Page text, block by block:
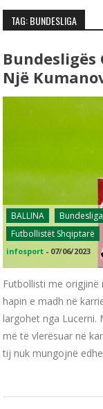
TAG: BUNDESLIGA
Një
BALLINA Bundesliga
Futbollistët Shqiptarë
infosport - 07/06/2023
Futbollisti me origjinë
hapin e madh në
largohet nga Lucerni.
më të vlerësuar në
tij nuk mungojnë